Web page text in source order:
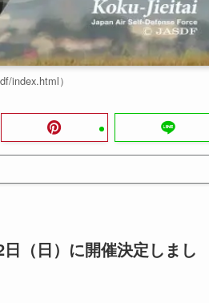
index.html）
（日）に開催決定しまし